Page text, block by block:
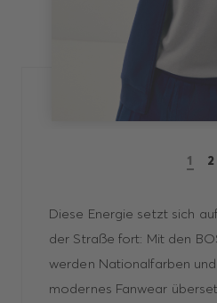
1 2
Diese Energie setzt sich
der Straße fort: Mit den
werden Nationalfarben
modernes Fanwear